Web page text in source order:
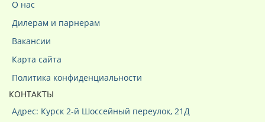
О нас
Дилерам и парнерам
Вакансии
Карта сайта
Политика конфиденциальности
КОНТАКТЫ
Адрес: Курск 2-й Шоссейный переулок, 21Д